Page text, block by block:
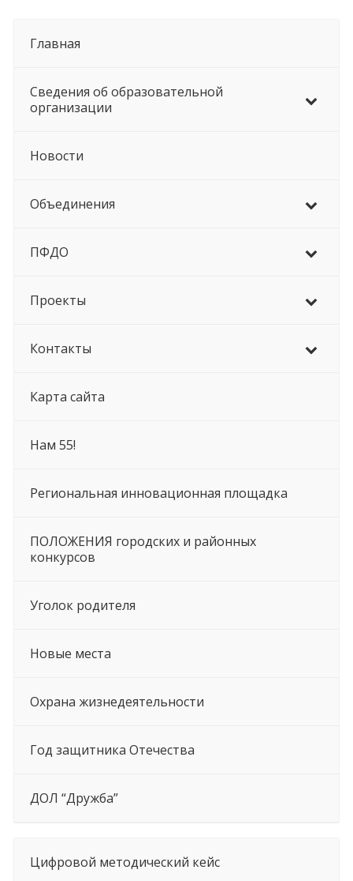
Главная
Сведения об образовательной
организации
Новости
Объединения
ПФДО
Проекты
Контакты
Карта сайта
Нам 55!
Региональная инновационная площадка
ПОЛОЖЕНИЯ городских и районных
конкурсов
Уголок родителя
Новые места
Охрана жизнедеятельности
Год защитника Отечества
ДОЛ “Дружба”
Цифровой методический кейс